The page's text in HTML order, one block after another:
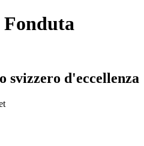
Fonduta
svizzero d'eccellenza